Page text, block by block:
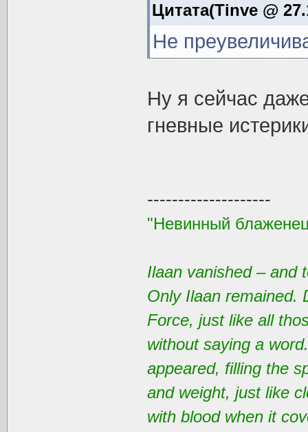
Цитата(Tinve @
Не
Ну я сейчас
гневные
--------------------
"Невинный
Ilaan vanished – and
Only Ilaan remained.
Force, just like all
without saying a
appeared, filling the
and weight, just like
with blood when it